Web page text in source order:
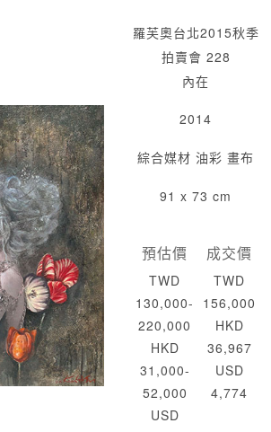
羅芙奧台北2015秋季
拍賣會 228
內在
2014
綜合媒材 油彩 畫布
91 x 73 cm
預估價
TWD
130,000-
220,000
HKD
31,000-
52,000
USD
成交價
TWD
156,000
HKD
36,967
USD
4,774